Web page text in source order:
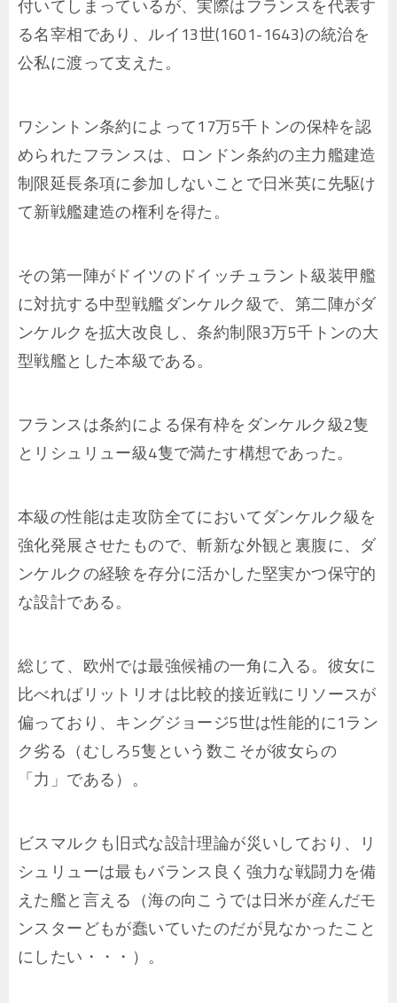
付いてしまっているが、実際はフランスを代表す
る名宰相であり、ルイ13世(1601-1643)の統治を
公私に渡って支えた。
ワシントン条約によって17万5千トンの保枠を認
められたフランスは、ロンドン条約の主力艦建造
制限延長条項に参加しないことで日米英に先駆け
て新戦艦建造の権利を得た。
その第一陣がドイツのドイッチュラント級装甲艦
に対抗する中型戦艦ダンケルク級で、第二陣がダ
ンケルクを拡大改良し、条約制限3万5千トンの大
型戦艦とした本級である。
フランスは条約による保有枠をダンケルク級2隻
とリシュリュー級4隻で満たす構想であった。
本級の性能は走攻防全てにおいてダンケルク級を
強化発展させたもので、斬新な外観と裏腹に、ダ
ンケルクの経験を存分に活かした堅実かつ保守的
な設計である。
総じて、欧州では最強候補の一角に入る。彼女に
比べればリットリオは比較的接近戦にリソースが
偏っており、キングジョージ5世は性能的に1ラン
ク劣る（むしろ5隻という数こそが彼女らの
「力」である）。
ビスマルクも旧式な設計理論が災いしており、リ
シュリューは最もバランス良く強力な戦闘力を備
えた艦と言える（海の向こうでは日米が産んだモ
ンスターどもが蠢いていたのだが見なかったこと
にしたい・・・）。